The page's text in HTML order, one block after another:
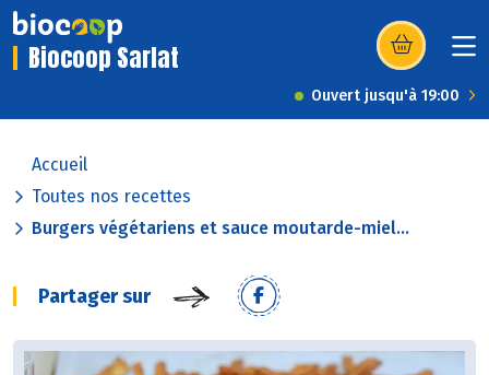
Biocoop Sarlat (s’ouvre dans
Ouvert jusqu'à 19:00
Accueil
Toutes nos recettes
Burgers végétariens et sauce moutarde-miel...
Partager sur